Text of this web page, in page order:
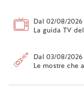
Dal 02/08/
La guida TV
Dal 03/08/
Le mostre che